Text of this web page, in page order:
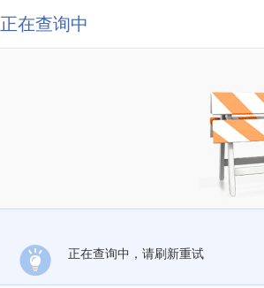
正在查询中
正在查询中，请刷新重试